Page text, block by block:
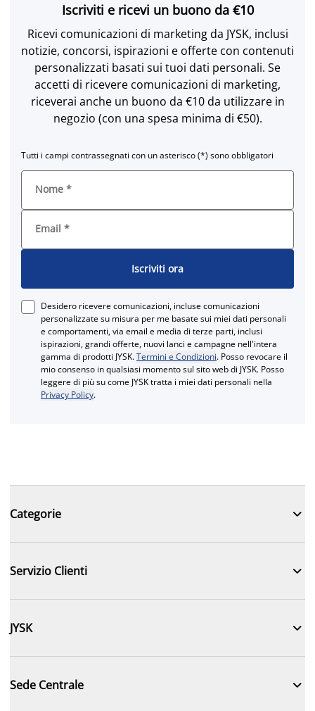
Iscriviti e ricevi un buono da €10
Ricevi comunicazioni di marketing da JYSK, inclusi
notizie, concorsi, ispirazioni e offerte con contenuti
personalizzati basati sui tuoi dati personali. Se
accetti di ricevere comunicazioni di marketing,
riceverai anche un buono da €10 da utilizzare in
negozio (con una spesa minima di €50).
Tutti i campi contrassegnati con un asterisco (*) sono obbligatori
Nome *
Email *
Iscriviti ora
Desidero ricevere comunicazioni, incluse comunicazioni
personalizzate su misura per me basate sui miei dati personali
e comportamenti, via email e media di terze parti, inclusi
ispirazioni, grandi offerte, nuovi lanci e campagne nell'intera
gamma di prodotti JYSK.Termini e Condizioni. Posso revocare il
mio consenso in qualsiasi momento sul sito web di JYSK. Posso
leggere di più su come JYSK tratta i miei dati personali nella
Privacy Policy.
Categorie 
Servizio Clienti 
JYSK 
Sede Centrale 